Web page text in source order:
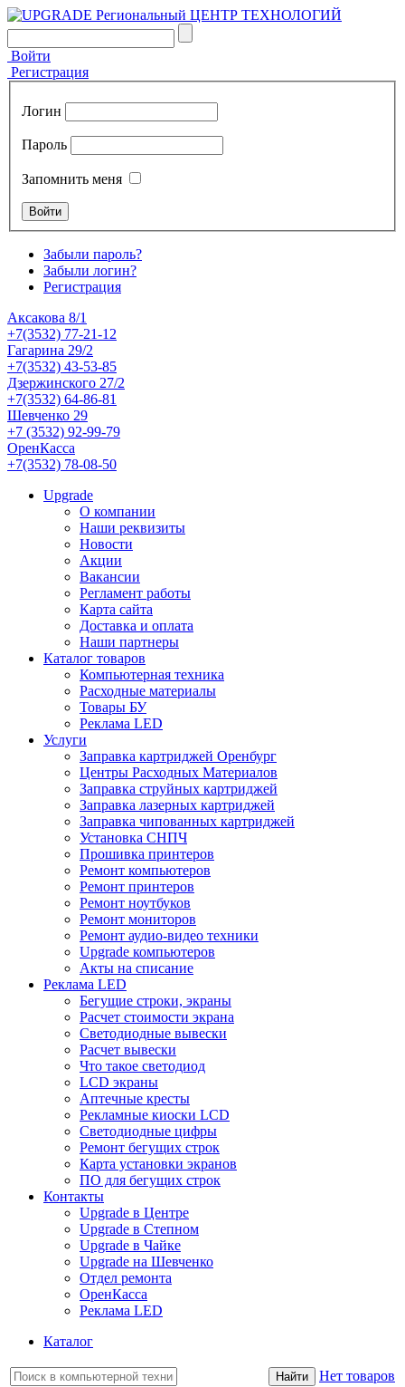
Войти
Регистрация
Логин
Пароль
Запомнить меня
Забыли пароль?
Забыли логин?
Регистрация
Аксакова 8/1
+7(3532) 77-21-12
Гагарина 29/2
+7(3532) 43-53-85
Дзержинского 27/2
+7(3532) 64-86-81
Шевченко 29
+7 (3532) 92-99-79
ОренКасса
+7(3532) 78-08-50
Upgrade
О компании
Наши реквизиты
Новости
Акции
Вакансии
Регламент работы
Карта сайта
Доставка и оплата
Наши партнеры
Каталог товаров
Компьютерная техника
Расходные материалы
Товары БУ
Реклама LED
Услуги
Заправка картриджей Оренбург
Центры Расходных Материалов
Заправка струйных картриджей
Заправка лазерных картриджей
Заправка чипованных картриджей
Установка СНПЧ
Прошивка принтеров
Ремонт компьютеров
Ремонт принтеров
Ремонт ноутбуков
Ремонт мониторов
Ремонт аудио-видео техники
Upgrade компьютеров
Акты на списание
Реклама LED
Бегущие строки, экраны
Расчет стоимости экрана
Светодиодные вывески
Расчет вывески
Что такое светодиод
LCD экраны
Аптечные кресты
Рекламные киоски LCD
Светодиодные цифры
Ремонт бегущих строк
Карта установки экранов
ПО для бегущих строк
Контакты
Upgrade в Центре
Upgrade в Степном
Upgrade в Чайке
Upgrade на Шевченко
Отдел ремонта
ОренКасса
Реклама LED
Каталог
Нет товаров